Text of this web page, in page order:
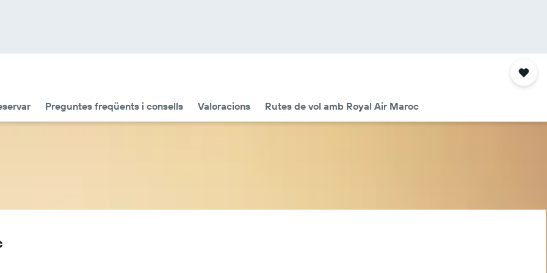
Preguntes freqüents i consells Valoracions Rutes de vol amb Royal Air Maroc